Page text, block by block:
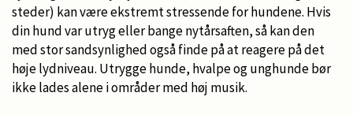
steder) kan være ekstremt stressende for hundene. Hvis
din hund var utryg eller bange nytårsaften, så kan den
med stor sandsynlighed også finde på at reagere på det
høje lydniveau. Utrygge hunde, hvalpe og unghunde bør
ikke lades alene i områder med høj musik.